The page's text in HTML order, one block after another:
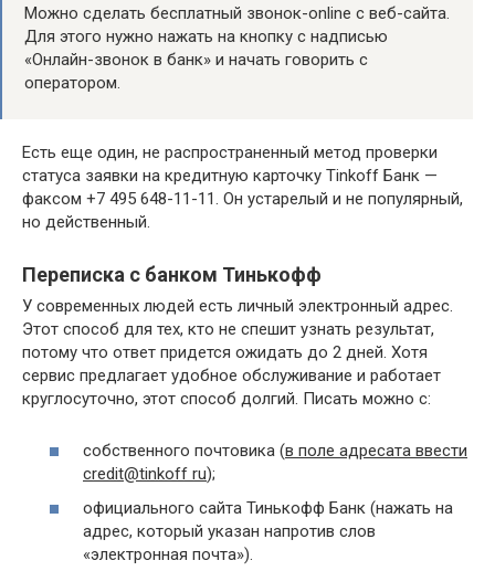
Можно сделать бесплатный звонок-online с веб-сайта.
Для этого нужно нажать на кнопку с надписью
«Онлайн-звонок в банк» и начать говорить с
оператором.
Есть еще один, не распространенный метод проверки
статуса заявки на кредитную карточку Tinkoff Банк —
факсом +7 495 648-11-11. Он устарелый и не популярный,
но действенный.
Переписка с банком Тинькофф
У современных людей есть личный электронный адрес.
Этот способ для тех, кто не спешит узнать результат,
потому что ответ придется ожидать до 2 дней. Хотя
сервис предлагает удобное обслуживание и работает
круглосуточно, этот способ долгий. Писать можно с:
собственного почтовика (в поле адресата ввести
credit@tinkoff ru);
официального сайта Тинькофф Банк (нажать на
адрес, который указан напротив слов
«электронная почта»).